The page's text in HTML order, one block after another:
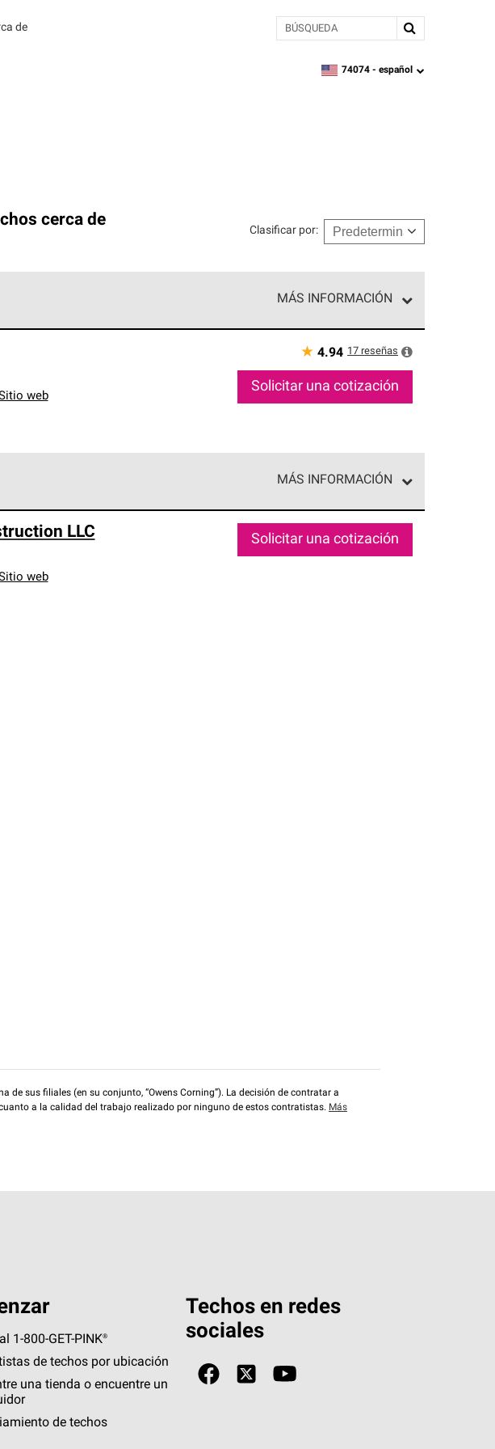
de BÚSQUEDA
zipcode, language
74074 - español
cerca de
Clasificar por:
MÁS INFORMACIÓN
confiabilidad y destreza incomparable. Solo ellos pueden
web
★ 4.94 17 reseñas
Solicitar una cotización
MÁS INFORMACIÓN
de profesionalismo y confiabilidad.
LLC
web
Solicitar una cotización
sus filiales (en su conjunto, “Owens Corning”). La decisión de contratar a
a la calidad del trabajo realizado por ninguno de estos contratistas. Más
1-800-GET -PINK®
de techos por ubicación
una tienda o encuentre un
de techos
Techos en redes
sociales